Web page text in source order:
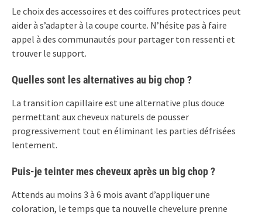
Le choix des accessoires et des coiffures protectrices peut
aider à s’adapter à la coupe courte. N’hésite pas à faire
appel à des communautés pour partager ton ressenti et
trouver le support.
Quelles sont les alternatives au big chop ?
La transition capillaire est une alternative plus douce
permettant aux cheveux naturels de pousser
progressivement tout en éliminant les parties défrisées
lentement.
Puis-je teinter mes cheveux après un big chop ?
Attends au moins 3 à 6 mois avant d’appliquer une
coloration, le temps que ta nouvelle chevelure prenne